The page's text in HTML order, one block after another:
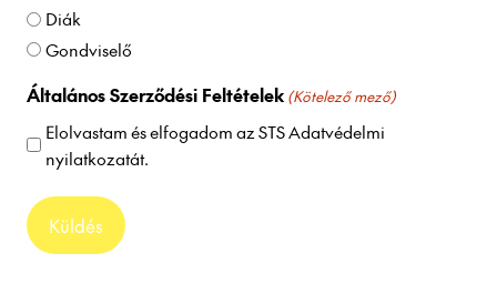
a
r
y
3
6
Diák
Gondviselő
Általános Szerződési Feltételek (Kötelező mező)
Elolvastam és elfogadom azSTS Adatvédelmi
nyilatkozatát.